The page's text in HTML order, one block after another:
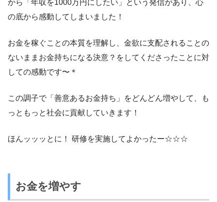
から「年収を1000万円にしたい」という発信があり、心
の底から感動してしまいました！
お金を稼ぐことの本質を理解し、金欲に支配されることの
ないままお金持ちになる決意？をしてくださったことに対
しての感動です〜＊
この調子で「善意あるお金持ち」をどんどん増やして、も
っともっと社会に貢献していきます！
ほんッッッとに！ 研修を実施してよかったー☆☆☆
お金を増やす